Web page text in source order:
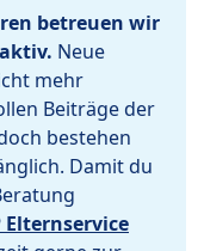
betreuen wir
Neue
mehr
Beiträge der
bestehen
Damit du
Elternservice